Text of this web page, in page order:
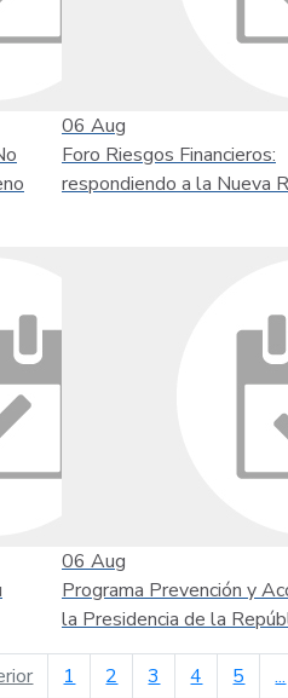
06 Aug
Foro Riesgos Financieros:
respondiendo a la Nueva
06 Aug
Programa Prevención y
la Presidencia de la
página anterior
1 2 3 4 5 ...